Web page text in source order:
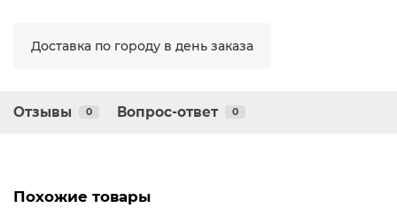
Доставка по городу в день заказа
Отзывы 0 Вопрос-ответ 0
Похожие товары